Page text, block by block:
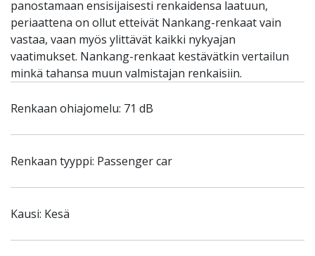
panostamaan ensisijaisesti renkaidensa laatuun,
periaattena on ollut etteivät Nankang-renkaat vain
vastaa, vaan myös ylittävät kaikki nykyajan
vaatimukset. Nankang-renkaat kestävätkin vertailun
minkä tahansa muun valmistajan renkaisiin.
Renkaan ohiajomelu: 71 dB
Renkaan tyyppi: Passenger car
Kausi: Kesä